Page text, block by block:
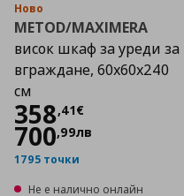
Ново
METOD/MAXIMERA
висок шкаф за уреди за
вграждане, 60x60x240
см
358,41€
Цена
700,99лв
1795 точки
Не е налично онлайн